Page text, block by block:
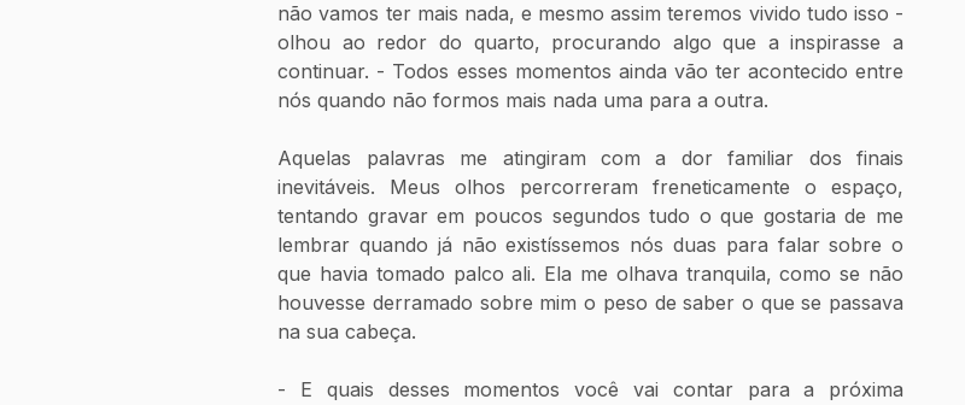
não vamos ter mais nada, e mesmo assim teremos vivido tudo isso -
olhou ao redor do quarto, procurando algo que a inspirasse a
continuar. - Todos esses momentos ainda vão ter acontecido entre
nós quando não formos mais nada uma para a outra.
Aquelas palavras me atingiram com a dor familiar dos finais
inevitáveis. Meus olhos percorreram freneticamente o espaço,
tentando gravar em poucos segundos tudo o que gostaria de me
lembrar quando já não existíssemos nós duas para falar sobre o
que havia tomado palco ali. Ela me olhava tranquila, como se não
houvesse derramado sobre mim o peso de saber o que se passava
na sua cabeça.
- E quais desses momentos você vai contar para a próxima